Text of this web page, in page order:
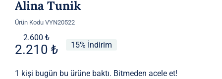
Alina Tunik
Ürün Kodu VYN20522
2.600₺
Orijinal
fiyat:
2.600 ₺.
2.210 ₺
Şu
andaki
fiyat:
15% İndirim
1 kişi bugün bu ürüne baktı. Bitmeden acele et!